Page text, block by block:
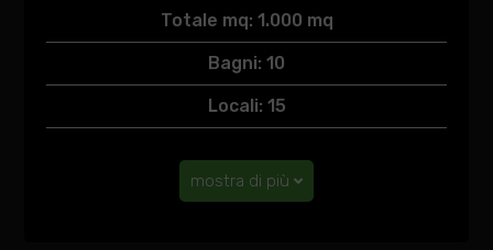
Totale mq: 1.000 mq
Bagni: 10
Locali: 15
mostra di più